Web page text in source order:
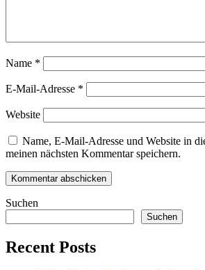
Name *
E-Mail-Adresse *
Website
Name, E-Mail-Adresse und Website in
meinen nächsten Kommentar speichern.
Suchen
Suchen
Recent Posts